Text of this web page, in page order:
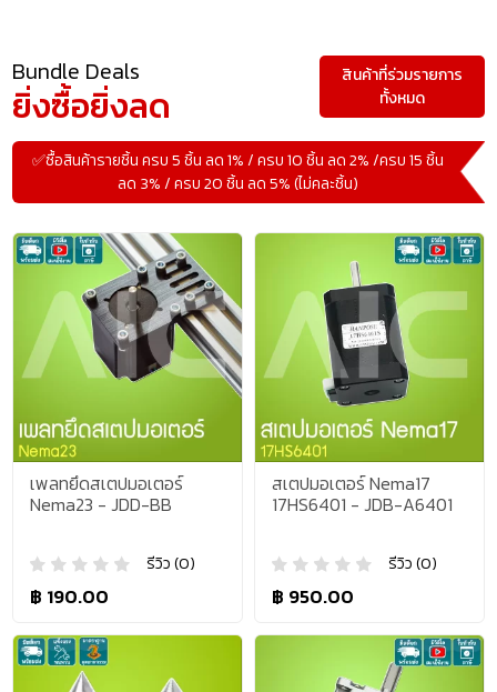
Bundle Deals
ยิ่งซื้อยิ่งลด
✅ซื้อสินค้ารายชิ้น ครบ 5 ชิ้น ลด 1% / ครบ 10 ชิ้น ลด 2% /ครบ 15 ชิ้น
ลด 3% / ครบ 20 ชิ้น ลด 5% (ไม่คละชิ้น)
สินค้าที่ร่วมรายการ
ทั้งหมด
เพลทยึดสเตปมอเตอร์
Nema23 - JDD-BB
รีวิว (0)
฿ 190.00
สเตปมอเตอร์ Nema17
17HS6401 - JDB-A6401
รีวิว (0)
฿ 950.00